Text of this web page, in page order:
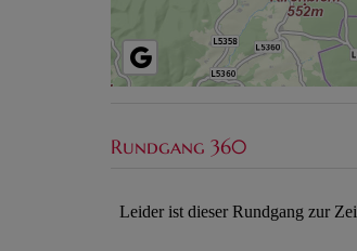
Rundgang 360